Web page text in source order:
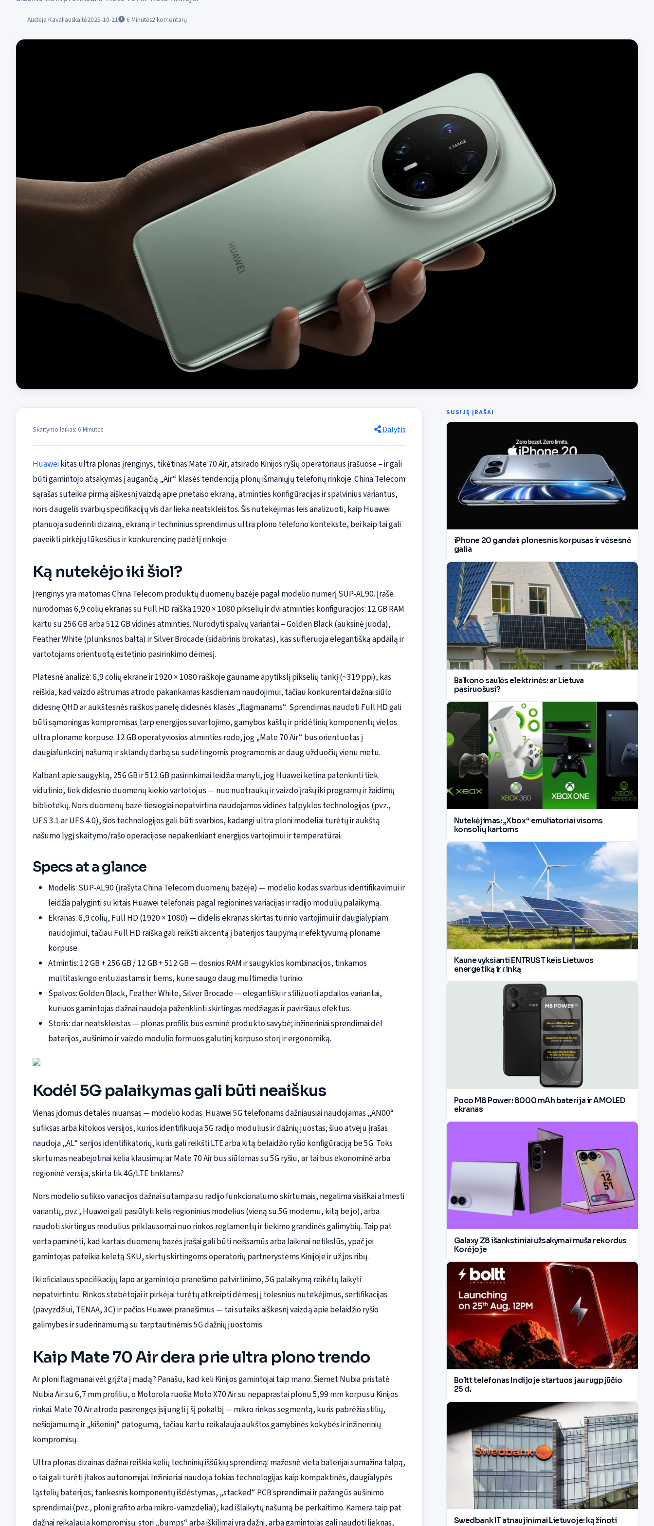
Austėja Kavaliauskaitė2025-10-21 6 Minutės2 komentarų
Skaitymo laikas: 6 Minutės Dalytis
Huaweikitas ultra plonas įrenginys, tikėtinas Mate 70 Air, atsirado Kinijos ryšių operatoriaus įrašuose – ir gali
būti gamintojo atsakymas į augančią „Air“ klasės tendenciją plonų išmaniųjų telefonų rinkoje. China Telecom
sąrašas suteikia pirmą aiškesnį vaizdą apie prietaiso ekraną, atminties konfigūracijas ir spalvinius variantus,
nors daugelis svarbių specifikacijų vis dar lieka neatskleistos. Šis nutekėjimas leis analizuoti, kaip Huawei
planuoja suderinti dizainą, ekraną ir techninius sprendimus ultra plono telefono kontekste, bei kaip tai gali
paveikti pirkėjų lūkesčius ir konkurencinę padėtį rinkoje.
Ką nutekėjo iki šiol?
Įrenginys yra matomas China Telecom produktų duomenų bazėje pagal modelio numerį SUP-AL90. Įraše
nurodomas 6,9 colių ekranas su Full HD raiška 1920 × 1080 pikselių ir dvi atminties konfiguracijos: 12 GB RAM
kartu su 256 GB arba 512 GB vidinės atminties. Nurodyti spalvų variantai – Golden Black (auksinė juoda),
Feather White (plunksnos balta) ir Silver Brocade (sidabrinis brokatas), kas sufleruoja elegantišką apdailą ir
vartotojams orientuotą estetinio pasirinkimo dėmesį.
Platesnė analizė: 6,9 colių ekrane ir 1920 × 1080 raiškoje gauname apytikslį pikselių tankį (~319 ppi), kas
reiškia, kad vaizdo aštrumas atrodo pakankamas kasdieniam naudojimui, tačiau konkurentai dažnai siūlo
didesnę QHD ar aukštesnės raiškos panelę didesnės klasės „flagmanams“. Sprendimas naudoti Full HD gali
būti sąmoningas kompromisas tarp energijos suvartojimo, gamybos kaštų ir pridėtinių komponentų vietos
ultra ploname korpuse. 12 GB operatyviosios atminties rodo, jog „Mate 70 Air“ bus orientuotas į
daugiafunkcinį našumą ir sklandų darbą su sudėtingomis programomis ar daug užduočių vienu metu.
Kalbant apie saugyklą, 256 GB ir 512 GB pasirinkimai leidžia manyti, jog Huawei ketina patenkinti tiek
vidutinio, tiek didesnio duomenų kiekio vartotojus — nuo nuotraukų ir vaizdo įrašų iki programų ir žaidimų
bibliotekų. Nors duomenų bazė tiesiogiai nepatvirtina naudojamos vidinės talpyklos technologijos (pvz.,
UFS 3.1 ar UFS 4.0), šios technologijos gali būti svarbios, kadangi ultra ploni modeliai turėtų ir aukštą
našumo lygį skaitymo/rašo operacijose nepakenkiant energijos vartojimui ir temperatūrai.
Specs at a glance
Modelis: SUP-AL90 (įrašyta China Telecom duomenų bazėje) — modelio kodas svarbus identifikavimui ir
leidžia palyginti su kitais Huawei telefonais pagal regionines variacijas ir radijo modulių palaikymą.
Ekranas: 6,9 colių, Full HD (1920 × 1080) — didelis ekranas skirtas turinio vartojimui ir daugialypiam
naudojimui, tačiau Full HD raiška gali reikšti akcentą į baterijos taupymą ir efektyvumą ploname
korpuse.
Atmintis: 12 GB + 256 GB / 12 GB + 512 GB — dosnios RAM ir saugyklos kombinacijos, tinkamos
multitaskingo entuziastams ir tiems, kurie saugo daug multimedia turinio.
Spalvos: Golden Black, Feather White, Silver Brocade — elegantiški ir stilizuoti apdailos variantai,
kuriuos gamintojas dažnai naudoja paženklinti skirtingas medžiagas ir paviršiaus efektus.
Storis: dar neatskleistas — plonas profilis bus esminė produkto savybė; inžineriniai sprendimai dėl
baterijos, aušinimo ir vaizdo modulio formuos galutinį korpuso storį ir ergonomiką.
Kodėl 5G palaikymas gali būti neaiškus
Vienas įdomus detalės niuansas — modelio kodas. Huawei 5G telefonams dažniausiai naudojamas „AN00“
sufiksas arba kitokios versijos, kurios identifikuoja 5G radijo modulius ir dažnių juostas; šiuo atveju įrašas
naudoja „AL“ serijos identifikatorių, kuris gali reikšti LTE arba kitą belaidžio ryšio konfigūraciją be 5G. Toks
skirtumas neabejotinai kelia klausimų: ar Mate 70 Air bus siūlomas su 5G ryšiu, ar tai bus ekonominė arba
regioninė versija, skirta tik 4G/LTE tinklams?
Nors modelio sufikso variacijos dažnai sutampa su radijo funkcionalumo skirtumais, negalima visiškai atmesti
variantų, pvz., Huawei gali pasiūlyti kelis regioninius modelius (vieną su 5G modemu, kitą be jo), arba
naudoti skirtingus modulius priklausomai nuo rinkos reglamentų ir tiekimo grandinės galimybių. Taip pat
verta paminėti, kad kartais duomenų bazės įrašai gali būti neišsamūs arba laikinai netikslūs, ypač jei
gamintojas pateikia keletą SKU, skirtų skirtingoms operatorių partnerystėms Kinijoje ir už jos ribų.
Iki oficialaus specifikacijų lapo ar gamintojo pranešimo patvirtinimo, 5G palaikymą reikėtų laikyti
nepatvirtintu. Rinkos stebėtojai ir pirkėjai turėtų atkreipti dėmesį į tolesnius nutekėjimus, sertifikacijas
(pavyzdžiui, TENAA, 3C) ir pačios Huawei pranešimus — tai suteiks aiškesnį vaizdą apie belaidžio ryšio
galimybes ir suderinamumą su tarptautinėmis 5G dažnių juostomis.
Kaip Mate 70 Air dera prie ultra plono trendo
Ar ploni flagmanai vėl grįžta į madą? Panašu, kad keli Kinijos gamintojai taip mano. Šiemet Nubia pristatė
Nubia Air su 6,7 mm profiliu, o Motorola ruošia Moto X70 Air su nepaprastai plonu 5,99 mm korpusu Kinijos
rinkai. Mate 70 Air atrodo pasirengęs įsijungti į šį pokalbį — mikro rinkos segmentą, kuris pabrėžia stilių,
nešiojamumą ir „kišeninį“ patogumą, tačiau kartu reikalauja aukštos gamybinės kokybės ir inžinerinių
kompromisų.
Ultra plonas dizainas dažnai reiškia kelių techninių iššūkių sprendimą: mažesnė vieta baterijai sumažina talpą,
o tai gali turėti įtakos autonomijai. Inžinieriai naudoja tokias technologijas kaip kompaktinės, daugialypės
ląstelių baterijos, tankesnis komponentų išdėstymas, „stacked“ PCB sprendimai ir pažangūs aušinimo
sprendimai (pvz., ploni grafito arba mikro-vamzdeliai), kad išlaikytų našumą be perkaitimo. Kamera taip pat
dažnai reikalauja kompromisų: stori „bumps“ arba iškilimai yra dažni, arba gamintojas gali naudoti lieknas,
SUSIJĘ ĮRAŠAI
iPhone 20 gandai: plonesnis korpusas ir vėsesnė
galia
Balkono saulės elektrinės: ar Lietuva
pasiruošusi?
Nutekėjimas: „Xbox“ emuliatoriai visoms
konsolių kartoms
Kaune vyksianti ENTRUST keis Lietuvos
energetiką ir rinką
Poco M8 Power: 8000 mAh baterija ir AMOLED
ekranas
Galaxy Z8 išankstiniai užsakymai muša rekordus
Korėjoje
Boltt telefonas Indijoje startuos jau rugpjūčio
25 d.
Swedbank IT atnaujinimai Lietuvoje: ką žinoti